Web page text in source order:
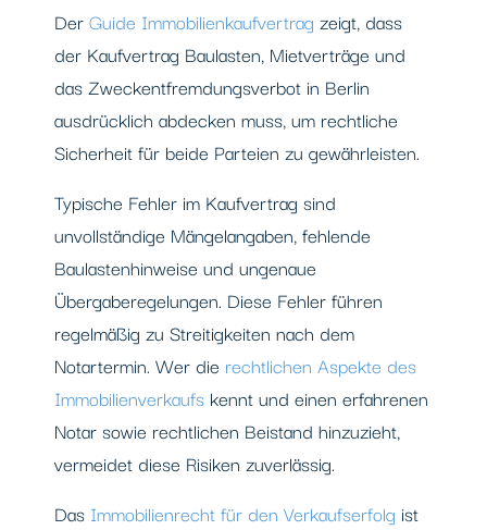
DerGuide Immobilienkaufvertrag zeigt, dass
der Kaufvertrag Baulasten, Mietverträge und
das Zweckentfremdungsverbot in Berlin
ausdrücklich abdecken muss, um rechtliche
Sicherheit für beide Parteien zu gewährleisten.
Typische Fehler im Kaufvertrag sind
unvollständige Mängelangaben, fehlende
Baulastenhinweise und ungenaue
Übergaberegelungen. Diese Fehler führen
regelmäßig zu Streitigkeiten nach dem
Notartermin. Wer die rechtlichen Aspekte des
Immobilienverkaufs kennt und einen erfahrenen
Notar sowie rechtlichen Beistand hinzuzieht,
vermeidet diese Risiken zuverlässig.
Das Immobilienrecht für den Verkaufserfolg ist